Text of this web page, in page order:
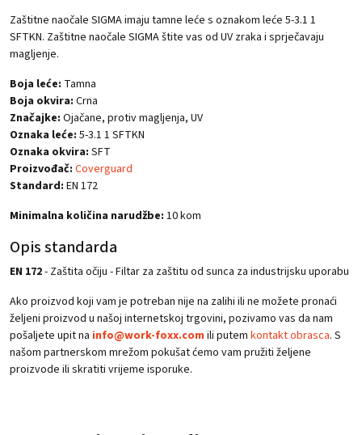
Zaštitne naočale SIGMA imaju tamne leće s oznakom leće 5-3.1 1
SFTKN. Zaštitne naočale SIGMA štite vas od UV zraka i sprječavaju
magljenje.
Boja leće: Tamna
Boja okvira: Crna
Značajke: Ojačane, protiv magljenja, UV
Oznaka leće: 5-3.1 1 SFTKN
Oznaka okvira: SFT
Proizvođač: Coverguard
Standard: EN 172
Minimalna količina narudžbe: 10 kom
Opis standarda
EN 172- Zaštita očiju - Filtar za zaštitu od sunca za industrijsku uporabu
Ako proizvod koji vam je potreban nije na zalihi ili ne možete pronaći
željeni proizvod u našoj internetskoj trgovini, pozivamo vas da nam
pošaljete upit na info@work-foxx.com ili putem kontakt obrasca. S
našom partnerskom mrežom pokušat ćemo vam pružiti željene
proizvode ili skratiti vrijeme isporuke.